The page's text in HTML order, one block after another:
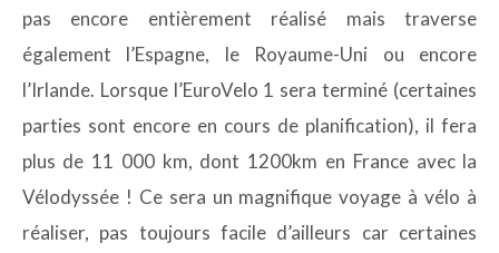
pas encore entièrement réalisé mais traverse
également l’Espagne, le Royaume-Uni ou encore
l’Irlande. Lorsque l’EuroVelo 1 sera terminé (certaines
parties sont encore en cours de planification), il fera
plus de 11 000 km, dont 1200km en France avec la
Vélodyssée ! Ce sera un magnifique voyage à vélo à
réaliser, pas toujours facile d’ailleurs car certaines